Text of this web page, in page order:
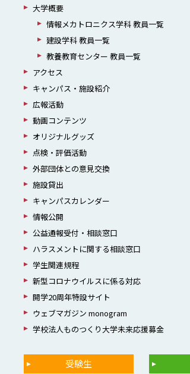
大学概要
情報メカトロニクス学科 教員一覧
建設学科 教員一覧
教養教育センター 教員一覧
アクセス
キャンパス・施設紹介
広報活動
動画コンテンツ
オリジナルグッズ
点検・評価活動
外部団体との意見交換
施設貸出
キャンパスカレンダー
情報公開
公益通報受付・相談窓口
ハラスメントに関する相談窓口
学生関連規程
新型コロナウイルスに係る対応
開学20周年特設サイト
ウェブマガジン monogram
学校法人ものつくり大学未来応援募金
受験生